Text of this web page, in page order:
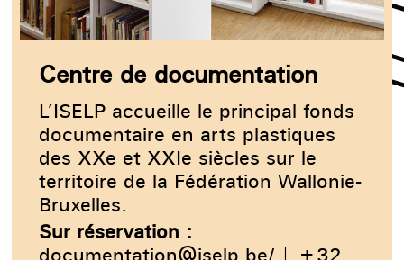
Centre de documentation
L’ISELP accueille le principal fonds
documentaire en arts plastiques
des XXe et XXIe siècles sur le
territoire de la Fédération Wallonie-
Bruxelles.
Sur réservation :
documentation@iselp.be/|
+32